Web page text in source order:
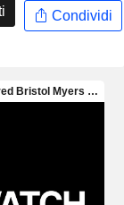
Condividi